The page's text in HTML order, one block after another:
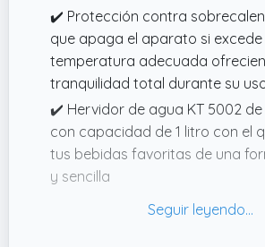
✔️ Protección contra
que apaga el aparato si excede
temperatura adecuada
tranquilidad total durante su
✔️ Hervidor de agua KT 5002
con capacidad de 1 litro con el
tus bebidas favoritas de una
y sencilla
✔️ Tapa abatible con cierre de